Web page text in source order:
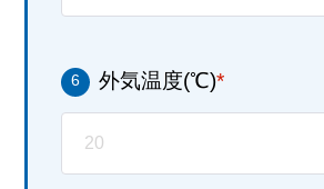
6 外気温度(℃)*